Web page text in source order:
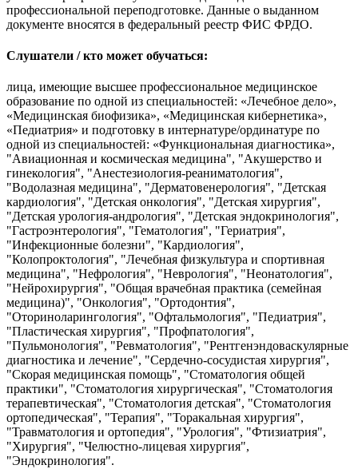
профессиональной переподготовке. Данные о выданном
документе вносятся в федеральный реестр ФИС ФРДО.
Слушатели / кто может обучаться:
лица, имеющие высшее профессиональное медицинское
образование по одной из специальностей: «Лечебное дело»,
«Медицинская биофизика», «Медицинская кибернетика»,
«Педиатрия» и подготовку в интернатуре/ординатуре по
одной из специальностей: «Функциональная диагностика»,
"Авиационная и космическая медицина", "Акушерство и
гинекология", "Анестезиология-реаниматология",
"Водолазная медицина", "Дерматовенерология", "Детская
кардиология", "Детская онкология", "Детская хирургия",
"Детская урология-андрология", "Детская эндокринология",
"Гастроэнтерология", "Гематология", "Гериатрия",
"Инфекционные болезни", "Кардиология",
"Колопроктология", "Лечебная физкультура и спортивная
медицина", "Нефрология", "Неврология", "Неонатология",
"Нейрохирургия", "Общая врачебная практика (семейная
медицина)", "Онкология", "Ортодонтия",
"Оториноларингология", "Офтальмология", "Педиатрия",
"Пластическая хирургия", "Профпатология",
"Пульмонология", "Ревматология", "Рентгенэндоваскулярные
диагностика и лечение", "Сердечно-сосудистая хирургия",
"Скорая медицинская помощь", "Стоматология общей
практики", "Стоматология хирургическая", "Стоматология
терапевтическая", "Стоматология детская", "Стоматология
ортопедическая", "Терапия", "Торакальная хирургия",
"Травматология и ортопедия", "Урология", "Фтизиатрия",
"Хирургия", "Челюстно-лицевая хирургия",
"Эндокринология".